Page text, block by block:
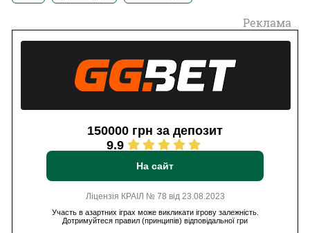
Реклама
150000 грн за депозит
9.9
На сайт
Ліцензія КРАІЛ № 78 від 23.08.2023
Участь в азартних іграх може викликати ігрову залежність.
Дотримуйтеся правил (принципів) відповідальної гри